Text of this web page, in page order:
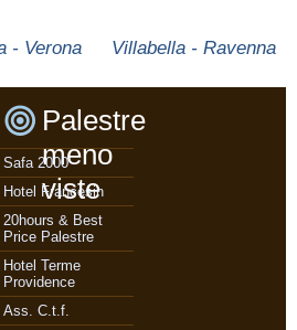
- Verona Villabella - Ravenna
Palestre
meno
viste
Safa 2000
Hotel Francesin
20hours & Best
Price Palestre
Hotel Terme
Providence
Ass. C.t.f.